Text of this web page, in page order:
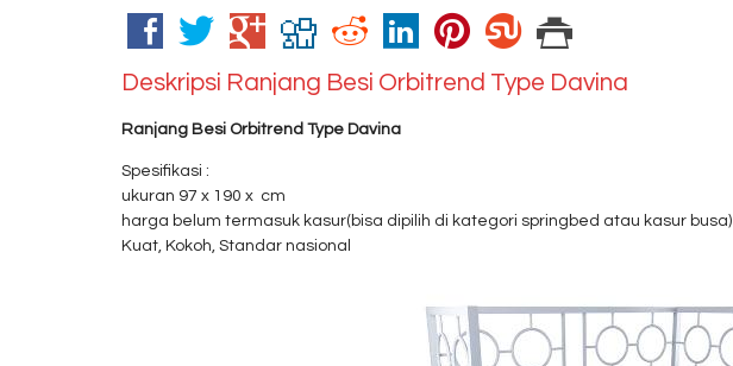
Deskripsi Ranjang Besi Orbitrend Type Davina
Ranjang Besi Orbitrend Type Davina
Spesifikasi :
ukuran 97 x 190 x cm
harga belum termasuk kasur(bisa dipilih di kategori springbed atau kasur busa)
Kuat, Kokoh, Standar nasional